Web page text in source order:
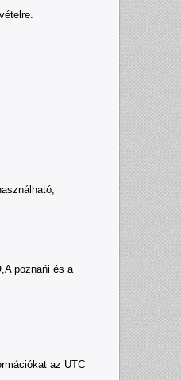
poznańi és a
az UTC